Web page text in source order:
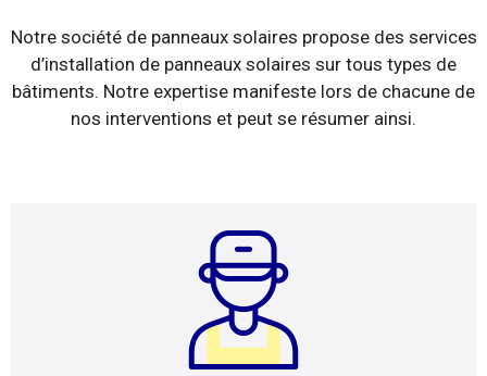
Notre société de panneaux solaires propose des services
d’installation de panneaux solaires sur tous types de
bâtiments. Notre expertise manifeste lors de chacune de
nos interventions et peut se résumer ainsi.